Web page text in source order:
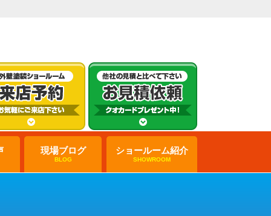
現場ブログ
BLOG
ショールーム紹介
SHOWROOM